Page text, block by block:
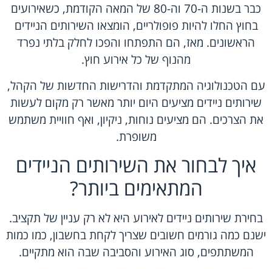
כבר בשנות ה-70 וה-80 של המאה הקודמת, כשאירועים
בחוץ החלו להיות פופולריים, הומצאו השירותים הניידים
הראשונים. מאז, הם התפתחו והפכו לחלק בלתי נפרד
מהנוף של כל אירוע חוץ.
עם הטכנולוגיה המתקדמת והדרישות החדשות של הקהל,
שירותים ניידים מציעים היום יותר מאשר רק מקום לעשות
את הצרכים. הם מציעים נוחות, ניקיון, ואף חוויית משתמש
משופרת.
איך לבחור את השירותים הניידים
המתאימים ביותר?
בחירת שירותים ניידים לאירוע היא לא רק עניין של תקציב.
ישנם כמה גורמים חשובים שצריך לקחת בחשבון, כמו כמות
המשתתפים, סוג האירוע והסביבה שבה הוא מתקיים.